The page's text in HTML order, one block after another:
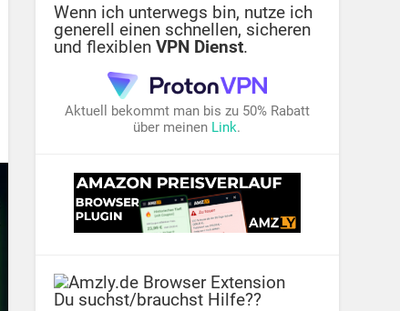
Wenn ich unterwegs bin, nutze ich
generell einen schnellen, sicheren
und flexiblenVPN Dienst.
Aktuell bekommt man bis zu 50% Rabatt
über meinen Link.
Du suchst/brauchst Hilfe??